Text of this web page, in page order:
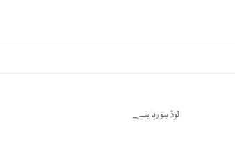
لوڈ ہو رہا ہے...